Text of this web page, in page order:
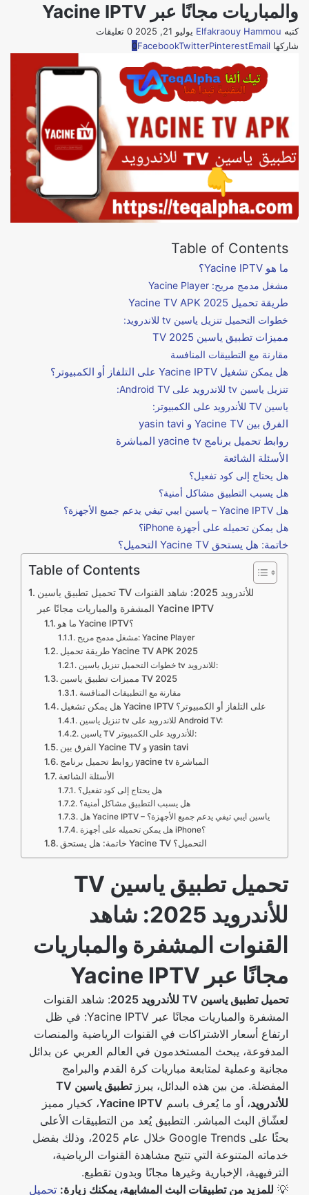
والمباريات مجانًا عبر Yacine IPTV
كتبه Elfakraouy Hammou يوليو 21, 2025
0 تعليقات
شاركها
0FacebookTwitterPinterestEmail
Table of Contents
ما هو Yacine IPTV؟
مشغل مدمج مريح: Yacine Player
طريقة تحميل Yacine TV APK 2025
خطوات التحميل تنزيل ياسين tv للاندرويد:
مميزات تطبيق ياسين TV 2025
مقارنة مع التطبيقات المنافسة
هل يمكن تشغيل Yacine IPTV على التلفاز أو الكمبيوتر؟
تنزيل ياسين tv للاندرويد على Android TV:
ياسين TV للأندرويد على الكمبيوتر:
الفرق بين Yacine TV و yasin tavi
روابط تحميل برنامج yacine tv المباشرة
الأسئلة الشائعة
هل يحتاج إلى كود تفعيل؟
هل يسبب التطبيق مشاكل أمنية؟
هل Yacine IPTV – ياسين ايبي تيفي يدعم جميع الأجهزة؟
هل يمكن تحميله على أجهزة iPhone؟
خاتمة: هل يستحق Yacine TV التحميل؟
Table of Contents
تحميل تطبيق ياسين TV للأندرويد 2025: شاهد القنوات
المشفرة والمباريات مجانًا عبر Yacine IPTV
ما هو Yacine IPTV؟
مشغل مدمج مريح: Yacine Player
طريقة تحميل Yacine TV APK 2025
خطوات التحميل تنزيل ياسين tv للاندرويد:
مميزات تطبيق ياسين TV 2025
مقارنة مع التطبيقات المنافسة
هل يمكن تشغيل Yacine IPTV على التلفاز أو الكمبيوتر؟
تنزيل ياسين tv للاندرويد على Android TV:
ياسين TV للأندرويد على الكمبيوتر:
الفرق بين Yacine TV و yasin tavi
روابط تحميل برنامج yacine tv المباشرة
الأسئلة الشائعة
هل يحتاج إلى كود تفعيل؟
هل يسبب التطبيق مشاكل أمنية؟
هل Yacine IPTV – ياسين ايبي تيفي يدعم جميع الأجهزة؟
هل يمكن تحميله على أجهزة iPhone؟
خاتمة: هل يستحق Yacine TV التحميل؟
تحميل تطبيق ياسين TV
للأندرويد 2025: شاهد
القنوات المشفرة والمباريات
مجانًا عبر Yacine IPTV
تحميل تطبيق ياسين TV للأندرويد 2025
: شاهد القنوات
المشفرة والمباريات مجانًا عبر Yacine IPTV: في ظل
ارتفاع أسعار الاشتراكات في القنوات الرياضية والمنصات
المدفوعة، يبحث المستخدمون في العالم العربي عن بدائل
مجانية وعملية لمتابعة مباريات كرة القدم والبرامج
المفضلة. من بين هذه البدائل، يبرز
تطبيق ياسين TV
للأندرويد، أو ما يُعرف باسم Yacine IPTV، كخيار مميز
لعشّاق البث المباشر. التطبيق يُعد من التطبيقات الأعلى
بحثًا على Google Trends خلال عام 2025، وذلك بفضل
خدماته المتنوعة التي تتيح مشاهدة القنوات الرياضية،
الترفيهية، الإخبارية وغيرها مجانًا وبدون تقطيع.
💡 للمزيد من تطبيقات البث المشابهة، يمكنك زيارة: تحميل